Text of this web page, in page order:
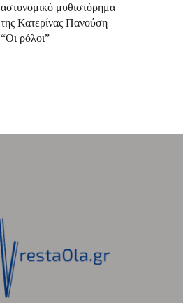
αστυνομικό μυθιστόρημα
της Κατερίνας Πανούση
“Οι ρόλοι”